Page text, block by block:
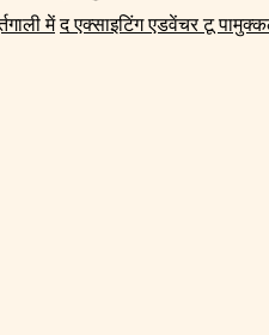
में द एक्साइटिंग एडवेंचर टू